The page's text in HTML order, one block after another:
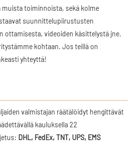
muista toiminnoista, sekä kolme
suunnittelupiirustusten
ottamisesta, videoiden käsittelystä jne.
kohtaan. Jos teillä on
yhteyttä!
DHL, FedEx, TNT, UPS, EMS